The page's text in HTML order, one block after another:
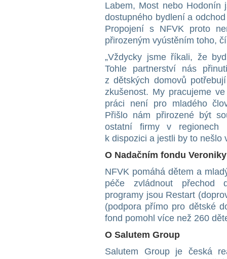
Labem, Most nebo Hodonín
dostupného bydlení a
Propojení s NFVK proto
přirozeným vyústěním toho,
„Vždycky jsme říkali, že
Tohle partnerství nás
z dětských domovů
zkušenost. My pracujeme
práci není pro mladého
Přišlo nám přirozené být
ostatní firmy v
k dispozici a jestli by to
O Nadačním fondu
NFVK pomáhá dětem a
péče zvládnout přechod
programy jsou Restart
(podpora přímo pro dětské
fond pomohl více než 260
O Salutem Group
Salutem Group je česká